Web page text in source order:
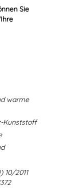
Sie
warme
Kunststoff
10/2011